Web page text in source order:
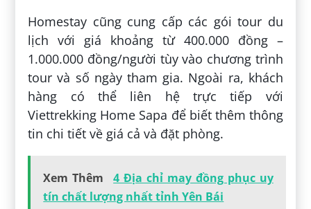
Homestay cũng cung cấp các gói tour du
lịch với giá khoảng từ 400.000 đồng –
1.000.000 đồng/người tùy vào chương trình
tour và số ngày tham gia. Ngoài ra, khách
hàng có thể liên hệ trực tiếp với
Viettrekking Home Sapa để biết thêm thông
tin chi tiết về giá cả và đặt phòng.
Xem Thêm
4 Địa chỉ may đồng phục uy
tín chất lượng nhất tỉnh Yên Bái